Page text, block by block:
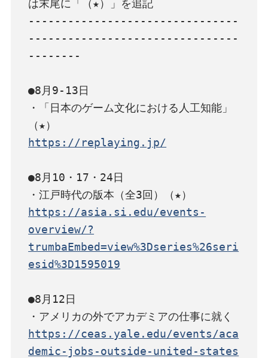
は末尾に「（★）」を追記
--------------------------------
--------------------------------
--------
●8月9-13日
・「日本のゲーム文化における人工知能」
https://replaying.jp/
●8月10・17・24日
https://asia.si.edu/events-
overview/?
trumbaEmbed=view%3Dseries%26seri
esid%3D1595019
●8月12日
https://ceas.yale.edu/events/aca
demic-jobs-outside-united-states